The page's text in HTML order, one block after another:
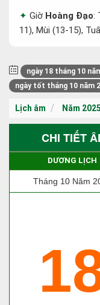
Giờ Hoàng Đạo:
11), Mùi (13-15),
ngày 18 tháng 10
ngày tốt tháng 10 năm
Lịch âm Năm 2025
CHI TIẾT
DƯƠNG LỊCH
Tháng 10 Năm